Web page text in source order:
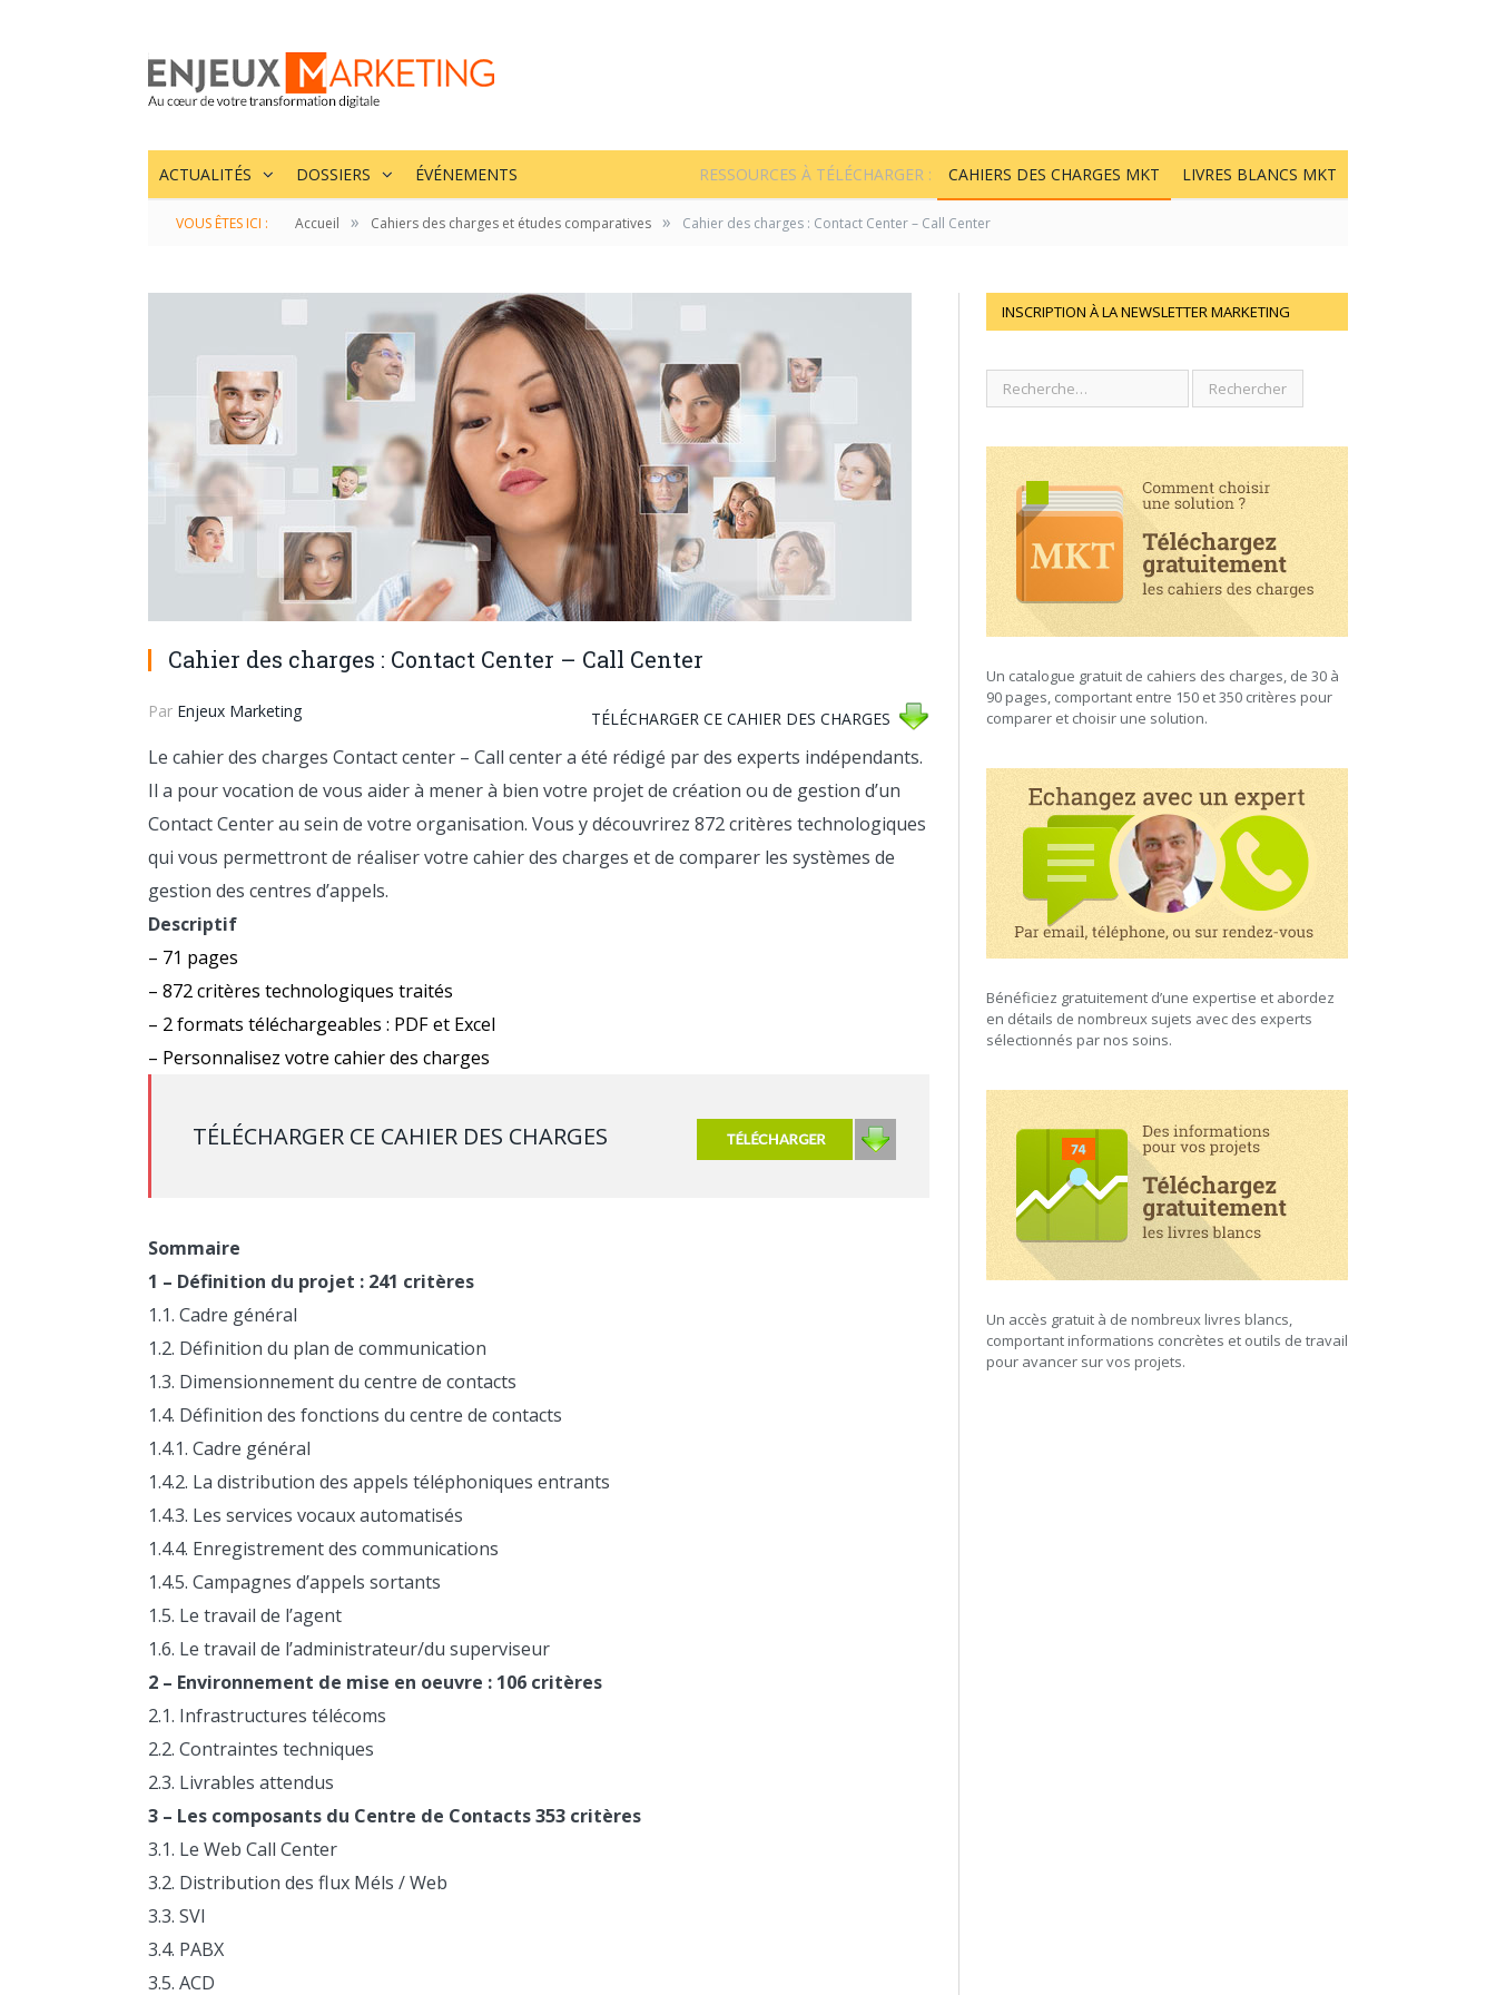
ACTUALITÉS DOSSIERS ÉVÉNEMENTS LIVRES BLANCS MKT
CAHIERS DES CHARGES MKT
RESSOURCES À TÉLÉCHARGER :
VOUS ÊTES ICI : Accueil » Cahiers des charges et études comparatives » Cahier des charges : Contact Center – Call Center
Cahier des charges : Contact Center – Call Center
Par Enjeux Marketing TÉLÉCHARGER CE CAHIER DES CHARGES
Le cahier des charges Contact center – Call center a été rédigé par des experts indépendants.
Il a pour vocation de vous aider à mener à bien votre projet de création ou de gestion d’un
Contact Center au sein de votre organisation. Vous y découvrirez 872 critères technologiques
qui vous permettront de réaliser votre cahier des charges et de comparer les systèmes de
gestion des centres d’appels.
Descriptif
– 71 pages
– 872 critères technologiques traités
– 2 formats téléchargeables : PDF et Excel
– Personnalisez votre cahier des charges
TÉLÉCHARGER CE CAHIER DES CHARGES
Sommaire
1 – Définition du projet : 241 critères
1.1. Cadre général
1.2. Définition du plan de communication
1.3. Dimensionnement du centre de contacts
1.4. Définition des fonctions du centre de contacts
1.4.1. Cadre général
1.4.2. La distribution des appels téléphoniques entrants
1.4.3. Les services vocaux automatisés
1.4.4. Enregistrement des communications
1.4.5. Campagnes d’appels sortants
1.5. Le travail de l’agent
1.6. Le travail de l’administrateur/du superviseur
2 – Environnement de mise en oeuvre : 106 critères
2.1. Infrastructures télécoms
2.2. Contraintes techniques
2.3. Livrables attendus
3 – Les composants du Centre de Contacts 353 critères
3.1. Le Web Call Center
3.2. Distribution des flux Méls / Web
3.3. SVI
3.4. PABX
3.5. ACD
INSCRIPTION À LA NEWSLETTER MARKETING
Un catalogue gratuit de cahiers des charges, de 30 à
90 pages, comportant entre 150 et 350 critères pour
comparer et choisir une solution.
Bénéficiez gratuitement d’une expertise et abordez
en détails de nombreux sujets avec des experts
sélectionnés par nos soins.
Un accès gratuit à de nombreux livres blancs,
comportant informations concrètes et outils de travail
pour avancer sur vos projets.